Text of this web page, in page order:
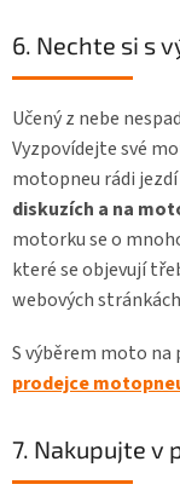
6. Nechte si s
Učený z nebe
Vyzpovídejte své
motopneu rádi
diskuzích a na
motorku se o
které se objevují
webových
S výběrem moto na
prodejce
7. Nakupujte v